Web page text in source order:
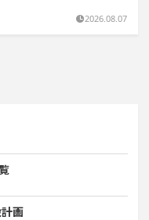
2026.08.07
画